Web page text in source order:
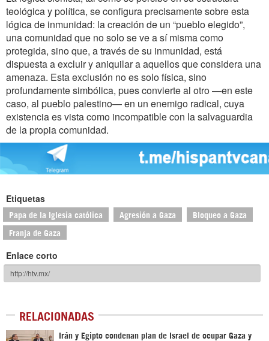
teológica y política, se configura precisamente sobre esta
lógica de inmunidad: la creación de un “pueblo elegido”,
una comunidad que no solo se ve a sí misma como
protegida, sino que, a través de su inmunidad, está
dispuesta a excluir y aniquilar a aquellos que considera una
amenaza. Esta exclusión no es solo física, sino
profundamente simbólica, pues convierte al otro —en este
caso, al pueblo palestino— en un enemigo radical, cuya
existencia es vista como incompatible con la salvaguardia
de la propia comunidad.
Etiquetas
Papa de la Iglesia católica Agresión a Gaza Bloqueo a Gaza
Franja de Gaza
Enlace corto
RELACIONADAS
Irán y Egipto condenan plan de Israel de ocupar Gaza y